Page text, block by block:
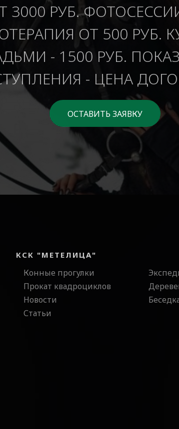
3000 РУБ.
ОТ 500 РУБ.
- 1500 РУБ.
- ЦЕНА
ОСТАВИТЬ ЗАЯВКУ
КСК "МЕТЕЛИЦА"
Конные прогулки
Прокат квадроциклов
Новости
Статьи